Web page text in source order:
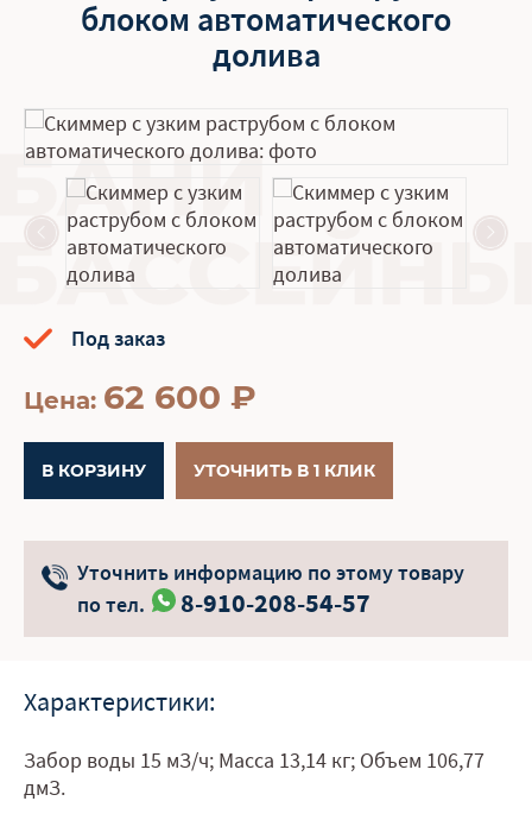
блоком автоматического
долива
Цена: 62 600 ₽
Под заказ
В КОРЗИНУ УТОЧНИТЬ В 1 КЛИК
Уточнить информацию по этому товару
по тел.
8-910-208-54-57
Характеристики:
Забор воды 15 мЗ/ч; Масса 13,14 кг; Объем 106,77
дмЗ.